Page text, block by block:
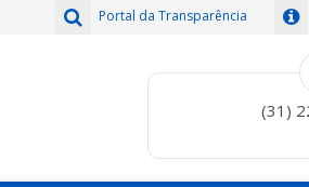
Portal da Transparência
(31)